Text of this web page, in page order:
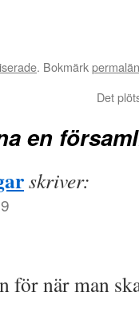
. Bokmärk
Det
en
skriver:
för när man